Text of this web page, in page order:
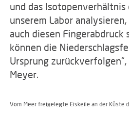
und das Isotopenverhältnis
unserem Labor
auch diesen Fingerabdruck
können die
Ursprung
Meyer.
Vom Meer freigelegte Eiskeile an der Küste